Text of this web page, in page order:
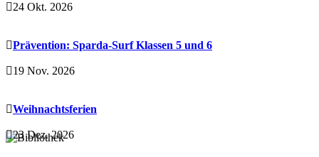
24 Okt. 2026
Prävention: Sparda-Surf Klassen 5 und 6
19 Nov. 2026
Weihnachtsferien
23 Dez. 2026